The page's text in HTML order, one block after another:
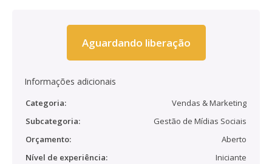
Aguardando liberação
Informações adicionais
Categoria:
Vendas & Marketing
Subcategoria:
Gestão de Mídias Sociais
Orçamento:
Aberto
Nível de experiência:
Iniciante